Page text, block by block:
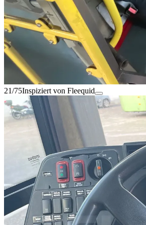
21/75Inspiziert von Fleequid